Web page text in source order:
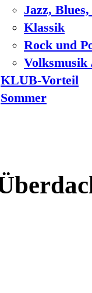
Jazz,
Klassik
Rock und
Volksmusik
KLUB-Vorteil
Sommer